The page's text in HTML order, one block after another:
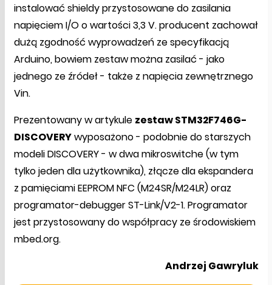
instalować shieldy przystosowane do zasilania
napięciem I/O o wartości 3,3 V. producent zachował
dużą zgodność wyprowadzeń ze specyfikacją
Arduino, bowiem zestaw można zasilać - jako
jednego ze źródeł - także z napięcia zewnętrznego
Vin.
Prezentowany w artykule zestaw STM32F746G-
DISCOVERYwyposażono - podobnie do starszych
modeli DISCOVERY - w dwa mikroswitche (w tym
tylko jeden dla użytkownika), złącze dla ekspandera
z pamięciami EEPROM NFC (M24SR/M24LR) oraz
programator-debugger ST-Link/V2-1. Programator
jest przystosowany do współpracy ze środowiskiem
mbed.org.
Andrzej Gawryluk